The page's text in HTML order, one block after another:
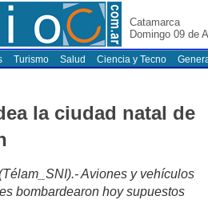
Catamarca
Domingo 09 de
Turismo Salud Ciencia y Tecno
la ciudad natal de
Aviones y vehículos
bombardearon hoy supuestos